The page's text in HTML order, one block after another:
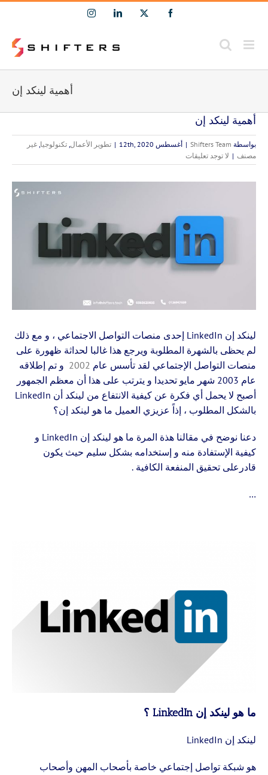
Facebook
X
LinkedIn
Instagram
أهمية لينكد إن
أهمية لينكد إن
بواسطة Shifters Team
| أغسطس 12th, 2020 | تطوير الأعمال, تكنولوجيا, غير
مصنف | لا توجد تعليقات
لينكد إن LinkedIn إحدى منصات التواصل الاجتماعي ، و مع ذلك
لم يحظى بالشهرة المطلوبة ويرجع هذا غالبا لحداثة ظهورة على
منصات التواصل الإجتماعي لقد تأسس عام 2002 و تم إطلاقه
عام 2003 شهر مايو تحديدا و يترتب على هذا أن معظم الجمهور
أصبح لا يحمل أي فكرة عن كيفية الانتفاع من لينكد أن LinkedIn
بالشكل المطلوب ، إذاً عزيزي العميل ما هو لينكد إن؟
دعنا نوضح في مقالنا هذة المرة ما هو لينكد إن
LinkedIn و
كيفية الإستفادة منه و إستخدامه بشكل سليم حيث يكون
قادرعلى تحقيق المنفعة الكافية .
…
ما هو لينكد إن LinkedIn ؟
لينكد إن LinkedIn
هو شبكة تواصل إجتماعي خاصة بأصحاب المهن وأصحاب